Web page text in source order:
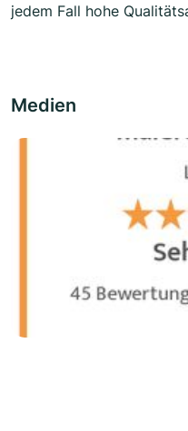
jedem Fall hohe
Medien